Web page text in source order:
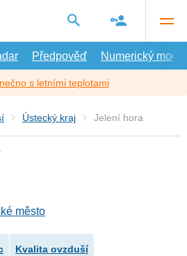
Předpověď Numerický model
s letními teplotami
Ústecký kraj Jelení hora
město
Kvalita ovzduší